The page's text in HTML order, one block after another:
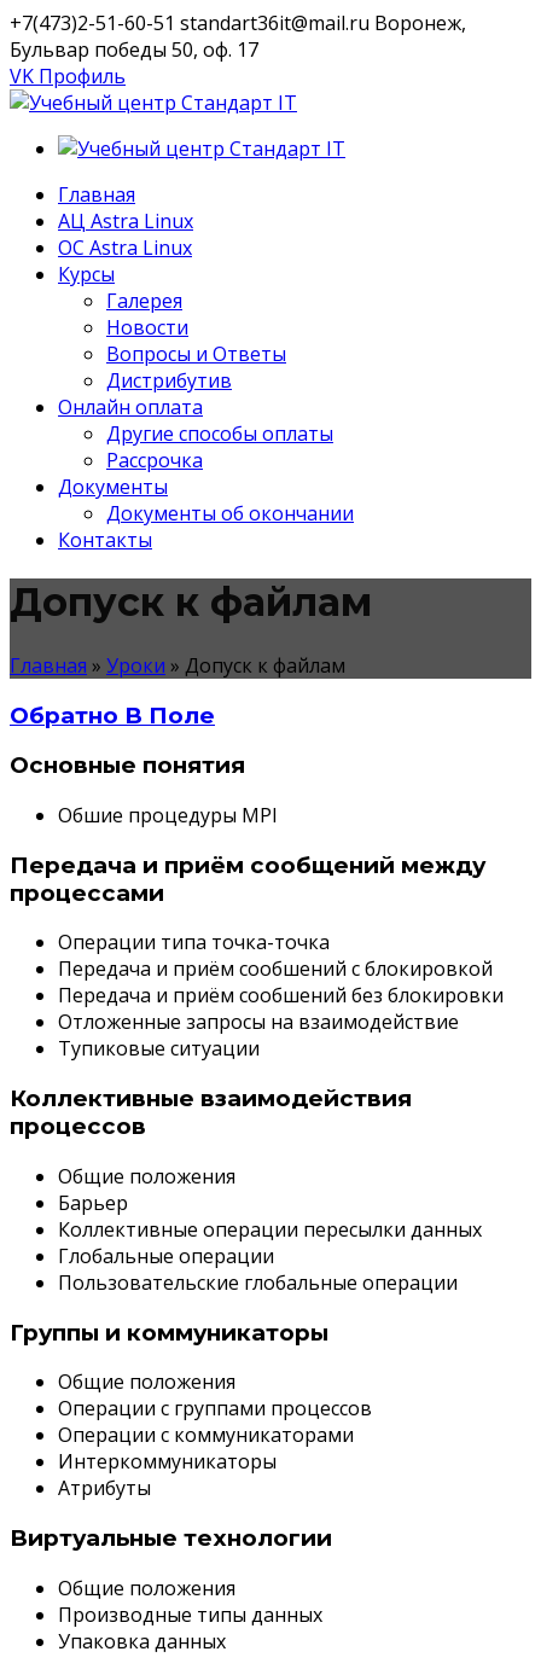
+7(473)2-51-60-51 standart36it@mail.ru Воронеж,
Бульвар победы 50, оф. 17
VK Профиль
Главная
АЦ Astra Linux
OC Astra Linux
Курсы
Галерея
Новости
Вопросы и Ответы
Дистрибутив
Онлайн оплата
Другие способы оплаты
Рассрочка
Документы
Документы об окончании
Контакты
Допуск к файлам
Главная » Уроки » Допуск к файлам
Обратно В Поле
Основные понятия
Обшие процедуры MPI
Передача и приём сообщений между
процессами
Операции типа точка-точка
Передача и приём сообшений с блокировкой
Передача и приём сообшений без блокировки
Отложенные запросы на взаимодействие
Тупиковые ситуации
Коллективные взаимодействия
процессов
Общие положения
Барьер
Коллективные операции пересылки данных
Глобальные операции
Пользовательские глобальные операции
Группы и коммуникаторы
Общие положения
Операции с группами процессов
Операции с коммуникаторами
Интеркоммуникаторы
Атрибуты
Виртуальные технологии
Общие положения
Производные типы данных
Упаковка данных